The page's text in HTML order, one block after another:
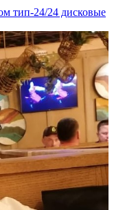
тип-24/24 дисковые